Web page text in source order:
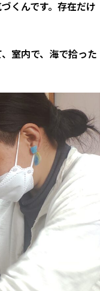
くんです。存在だけ
室内で、海で拾った